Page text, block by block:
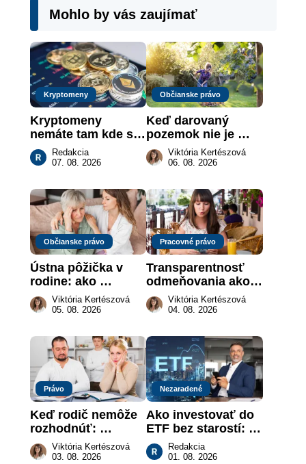
Mohlo by vás zaujímať
Kryptomeny
Kryptomeny
nemáte tam kde si
myslíte: Viete, kde
sa naozaj
Redakcia
07. 08. 2026
Občianske právo
Keď darovaný
pozemok nie je
„hotová vec“: kedy
môže darca žiadať
Viktória Kertészová
06. 08. 2026
Občianske právo
Ústna pôžička v
rodine: ako
vymôcť peniaze,
keď na papieri nie
Viktória Kertészová
05. 08. 2026
Pracovné právo
Transparentnosť
odmeňovania ako
právna povinnosť:
revolúcia na
práce
Viktória Kertészová
04. 08. 2026
Právo
Keď rodič nemôže
rozhodnúť:
nahradenie prejavu
vôle súdom v
Viktória Kertészová
03. 08. 2026
Nezaradené
Ako investovať do
ETF bez starostí:
Investičné plány,
ktoré urobia prácu
Redakcia
01. 08. 2026